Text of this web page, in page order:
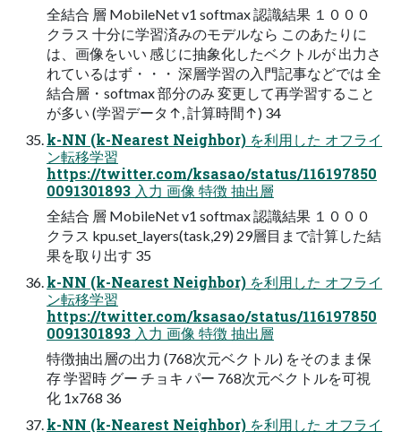
全結合 層 MobileNet v1 softmax 認識結果 １０００
クラス 十分に学習済みのモデルなら このあたりに
は、画像をいい 感じに抽象化したベクトルが 出力さ
れているはず・・・ 深層学習の入門記事などでは 全
結合層・softmax 部分のみ 変更して再学習すること
が多い (学習データ↑, 計算時間↑) 34
k-NN (k-Nearest Neighbor) を利用した オフライ
ン転移学習
https://twitter.com/ksasao/status/116197850
0091301893 入力 画像 特徴 抽出層
全結合 層 MobileNet v1 softmax 認識結果 １０００
クラス kpu.set_layers(task,29) 29層目まで計算した結
果を取り出す 35
k-NN (k-Nearest Neighbor) を利用した オフライ
ン転移学習
https://twitter.com/ksasao/status/116197850
0091301893 入力 画像 特徴 抽出層
特徴抽出層の出力 (768次元ベクトル) をそのまま保
存 学習時 グー チョキ パー 768次元ベクトルを可視
化 1x768 36
k-NN (k-Nearest Neighbor) を利用した オフライ